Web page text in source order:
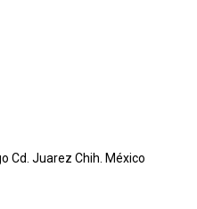
Cd. Juarez Chih. México